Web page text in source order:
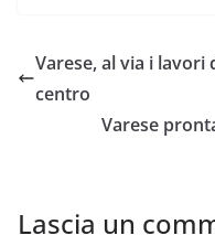
Varese, al via i
centro
Varese
Lascia un